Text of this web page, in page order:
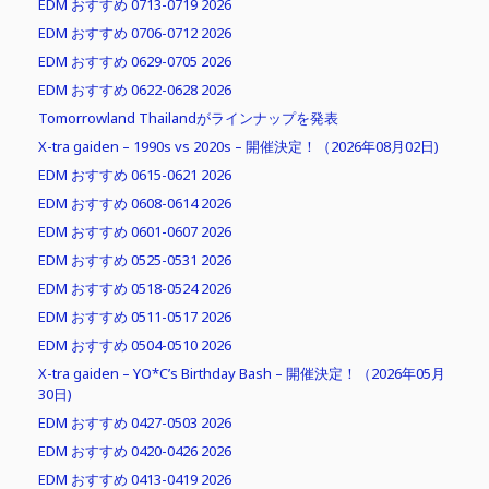
EDM おすすめ 0713-0719 2026
EDM おすすめ 0706-0712 2026
EDM おすすめ 0629-0705 2026
EDM おすすめ 0622-0628 2026
Tomorrowland Thailandがラインナップを発表
X-tra gaiden – 1990s vs 2020s – 開催決定！（2026年08月02日)
EDM おすすめ 0615-0621 2026
EDM おすすめ 0608-0614 2026
EDM おすすめ 0601-0607 2026
EDM おすすめ 0525-0531 2026
EDM おすすめ 0518-0524 2026
EDM おすすめ 0511-0517 2026
EDM おすすめ 0504-0510 2026
X-tra gaiden – YO*C’s Birthday Bash – 開催決定！（2026年05月
30日)
EDM おすすめ 0427-0503 2026
EDM おすすめ 0420-0426 2026
EDM おすすめ 0413-0419 2026